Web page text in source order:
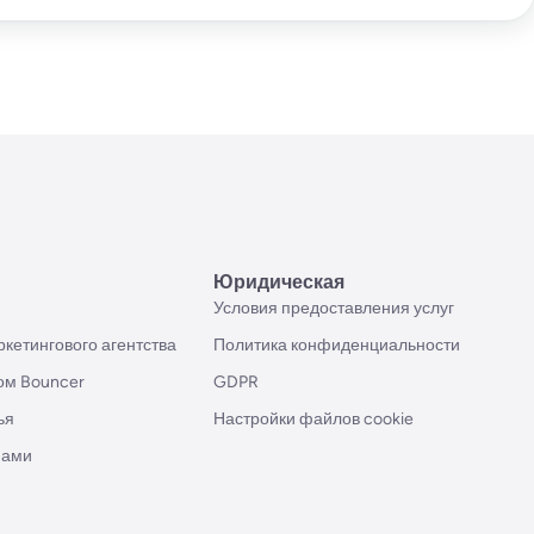
агентства
Bouncer
Юридическая
Условия предоставления услуг
Политика конфиденциальности
GDPR
Настройки файлов cookie